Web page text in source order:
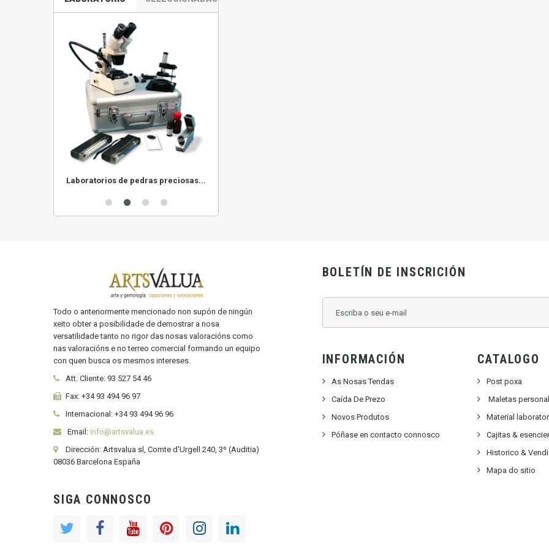
Laboratorios de pedras preciosas...
Todo o anteriormente mencionado non supón de ningún
xeito obter a posibilidade de demostrar a nosa
versatilidade tanto no rigor das nosas valoracións como
nas valoracións e no terreo comercial formando un equipo
con quen busca os mesmos intereses.
Att. Cliente: 93 527 54 46
Fax: +34 93 494 96 97
Internacional: +34 93 494 96 96
Email: info@artsvalua.es
Dirección: Artsvalua sl, Comte d'Urgell 240, 3º (Auditia)
08036 Barcelona España
SIGA CONNOSCO
BOLETÍN DE INSCRICIÓN
INFORMACIÓN
As Nosas Tendas
Caída De Prezo
Novos Produtos
Póñase en contacto connosco
CATALOGO
Post poxa
Maletas
Material
Cajitas &
Historico &
Mapa do sitio